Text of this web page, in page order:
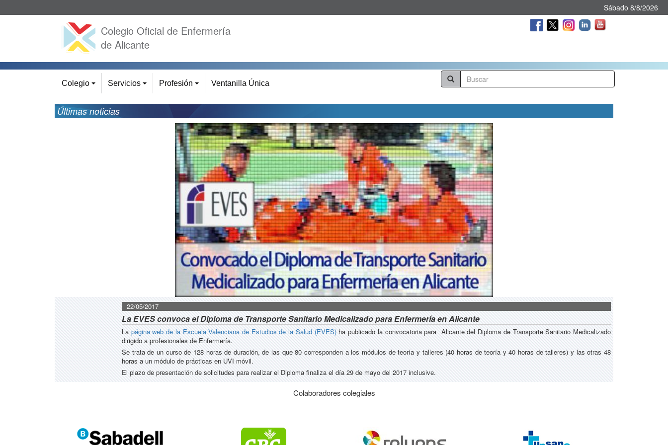
Sábado 8/8/2026
Colegio Oficial de Enfermería
de Alicante
Colegio Servicios Profesión Ventanilla Única
Últimas noticias
22/05/2017
La EVES convoca el Diploma de Transporte Sanitario Medicalizado para Enfermería en Alicante
La página web de la Escuela Valenciana de Estudios de la Salud (EVES)ha publicado la convocatoria para Alicante del Diploma de Transporte Sanitario Medicalizado
dirigido a profesionales de Enfermería.
Se trata de un curso de 128 horas de duración, de las que 80 corresponden a los módulos de teoría y talleres (40 horas de teoría y 40 horas de talleres) y las otras 48
horas a un módulo de prácticas en UVI móvil.
El plazo de presentación de solicitudes para realizar el Diploma finaliza el día 29 de mayo del 2017 inclusive.
Colaboradores colegiales